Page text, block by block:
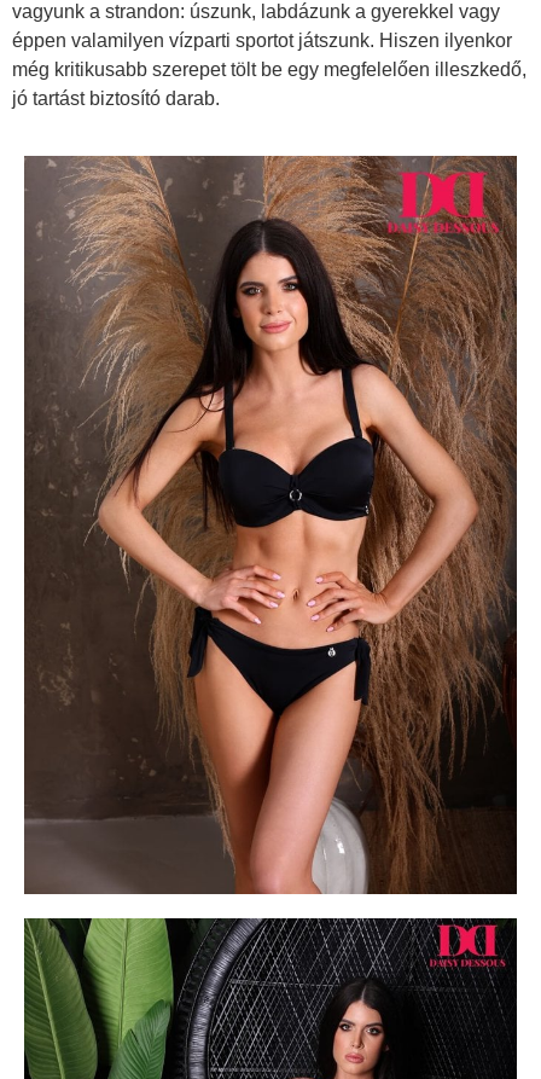
vagyunk a strandon: úszunk, labdázunk a gyerekkel vagy
éppen valamilyen vízparti sportot játszunk. Hiszen ilyenkor
még kritikusabb szerepet tölt be egy megfelelően illeszkedő,
jó tartást biztosító darab.